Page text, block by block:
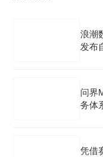
浪潮
发布
问界
务体
凭借